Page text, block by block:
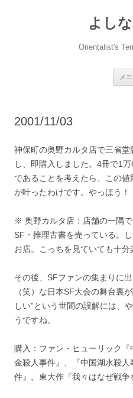
よし
Orientalist's
メ
2001/11/03
神保町の奥野カルタ店で三省
し、即購入しました。4冊で1
であることを考えたら、この
が叶ったわけです。やっほう！
※ 奥野カルタ店：店舗の一隅
SF・推理古書を売っている。
お店。こっちを見ていても十分
その後、SFファンの集まりに
（笑）な日本SF大会の舞台裏
しい”という世間の誤解には、
うですね。
購入：ファン・ヒューリック
金殺人事件』、『中国湖水殺
件』。東大作『我々はなぜ戦争